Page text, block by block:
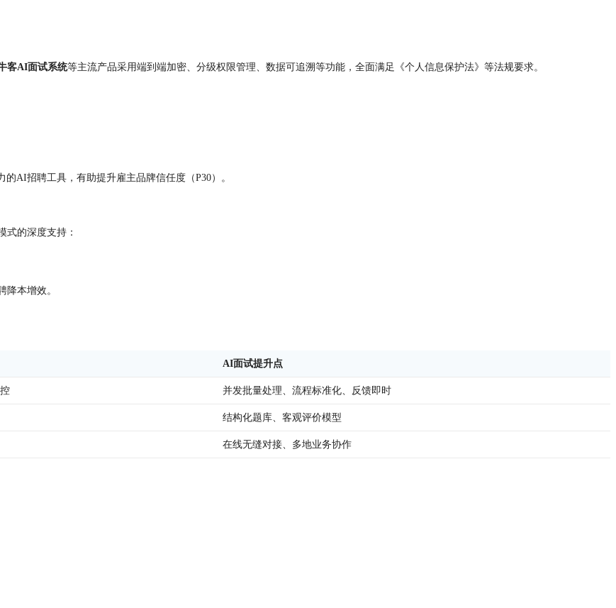
客AI面试系统等主流产品采用端到端加密、分级权限管理、数据可追溯等功能，全面满足《个人信息保护法》等法规要求。
AI招聘工具，有助提升雇主品牌信任度（P30）。
式的深度支持：
本增效。
AI面试提升点
并发批量处理、流程标准化、反馈即时
结构化题库、客观评价模型
在线无缝对接、多地业务协作